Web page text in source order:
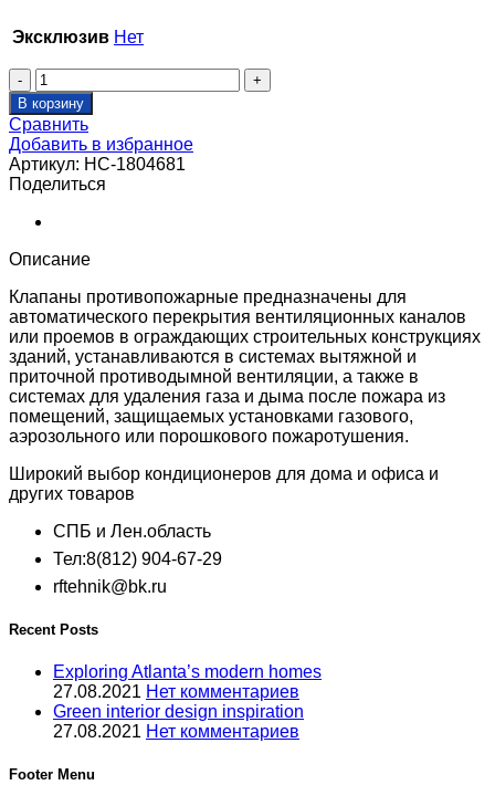
Эксклюзив Нет
Количество
товара
Клапан
противопожарный
SHUFT
SHFDC-
120-
Mn-
MB24-
IN-
Kk-
0
В корзину
Сравнить
Добавить в избранное
Артикул: НС-1804681
Поделиться
Описание
Клапаны противопожарные предназначены для
автоматического перекрытия вентиляционных каналов
или проемов в ограждающих строительных конструкциях
зданий, устанавливаются в системах вытяжной и
приточной противодымной вентиляции, а также в
системах для удаления газа и дыма после пожара из
помещений, защищаемых установками газового,
аэрозольного или порошкового пожаротушения.
Широкий выбор кондиционеров для дома и офиса и
других товаров
СПБ и Лен.область
Тел:8(812) 904-67-29
rftehnik@bk.ru
Recent Posts
Exploring Atlanta’s modern homes
27.08.2021 Нет комментариев
Green interior design inspiration
27.08.2021 Нет комментариев
Footer Menu